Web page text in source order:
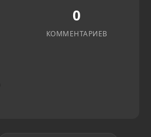
0
КОММЕНТАРИЕВ